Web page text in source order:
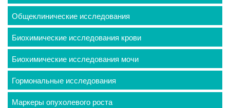
Общеклинические исследования
Биохимические исследования крови
Биохимические исследования мочи
Гормональные исследования
Маркеры опухолевого роста